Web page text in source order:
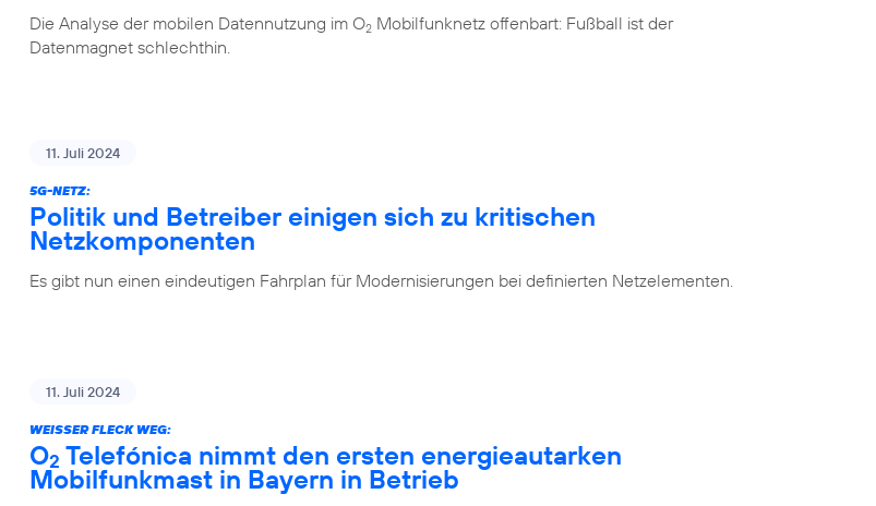
Die Analyse der mobilen Datennutzung im O2 Mobilfunknetz offenbart: Fußball ist der
Datenmagnet schlechthin.
11. Juli 2024
5G-NETZ:
Politik und Betreiber einigen sich zu kritischen
Netzkomponenten
Es gibt nun einen eindeutigen Fahrplan für Modernisierungen bei definierten Netzelementen.
11. Juli 2024
WEISSER FLECK WEG:
O2 Telefónica nimmt den ersten energieautarken
Mobilfunkmast in Bayern in Betrieb